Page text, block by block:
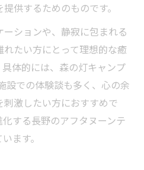
供するためのものです。
ションや、静寂に包まれる
たい方にとって理想的な癒
体的には、森の灯キャンプ
設での体験談も多く、心の余
激したい方におすすめで
する長野のアフタヌーンテ
ます。